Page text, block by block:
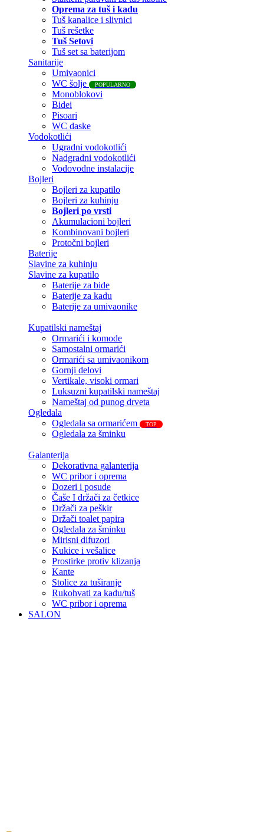
Oprema za tuš i kadu
Tuš kanalice i slivnici
Tuš rešetke
Tuš Setovi
Tuš set sa baterijom
Sanitarije
Umivaonici
WC šolje
POPULARNO
Monoblokovi
Bidei
Pisoari
WC daske
Vodokotlići
Ugradni vodokotlići
Nadgradni vodokotlići
Vodovodne instalacije
Bojleri
Bojleri za kupatilo
Bojleri za kuhinju
Bojleri po vrsti
Akumulacioni bojleri
Kombinovani bojleri
Protočni bojleri
Baterije
Slavine za kuhinju
Slavine za kupatilo
Baterije za bide
Baterije za kadu
Baterije za umivaonike
Kupatilski nameštaj
Ormarići i komode
Samostalni ormarići
Ormarići sa umivaonikom
Gornji delovi
Vertikale, visoki ormari
Luksuzni kupatilski nameštaj
Nameštaj od punog drveta
Ogledala
Ogledala sa ormarićem
TOP
Ogledala za šminku
Galanterija
Dekorativna galanterija
WC pribor i oprema
Dozeri i posude
Čaše I držači za četkice
Držači za peškir
Držači toalet papira
Ogledala za šminku
Mirisni difuzori
Kukice i vešalice
Prostirke protiv klizanja
Kante
Stolice za tuširanje
Rukohvati za kadu/tuš
WC pribor i oprema
SALON